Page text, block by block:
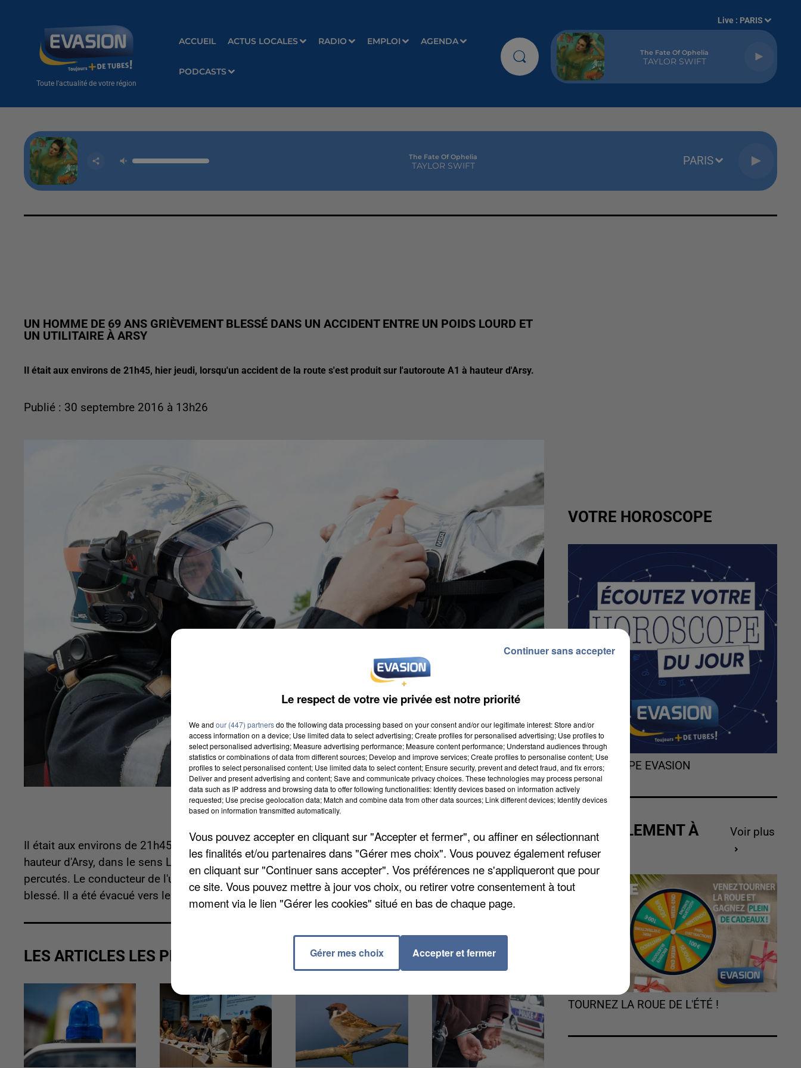
Toute l'actualité de votre région
ACCUEIL ACTUS LOCALES RADIO EMPLOI AGENDA
PODCASTS
Live : PARIS
The Fate Of Ophelia
TAYLOR SWIFT
The Fate Of Ophelia
TAYLOR SWIFT PARIS
UN HOMME DE 69 ANS GRIÈVEMENT BLESSÉ DANS UN ACCIDENT ENTRE UN POIDS LOURD ET
UN UTILITAIRE À ARSY
Il était aux environs de 21h45, hier jeudi, lorsqu'un accident de la route s'est produit sur l'autoroute A1 à hauteur d'Arsy.
Publié : 30 septembre 2016 à 13h26
Il était aux environs de 21h45, hier jeudi, lorsqu'un accident de la route s'est produit sur l'autoroute A1 à
hauteur d'Arsy, dans le sens Lille-Paris. Un poids lourd transportant du fret et un utilitaire se sont
percutés. Le conducteur de l'utilitaire, un homme de 69 ans de nationalité belge a été grièvement
blessé. Il a été évacué vers le centre hospitalier de Compiègne. Le chauffeur du camion était indemne.
LES ARTICLES LES PLUS VUS
VOTRE HOROSCOPE
L'HOROSCOPE EVASION
ACTUELLEMENT À
GAGNER
Voir plus
TOURNEZ LA ROUE DE L'ÉTÉ !
Le respect de votre vie privée est notre priorité
We and our (447) partnersdo the following data processing based on your consent and/or our legitimate interest: Store and/or
access information on a device; Use limited data to select advertising; Create profiles for personalised advertising; Use profiles to
select personalised advertising; Measure advertising performance; Measure content performance; Understand audiences through
statistics or combinations of data from different sources; Develop and improve services; Create profiles to personalise content; Use
profiles to select personalised content; Use limited data to select content; Ensure security, prevent and detect fraud, and fix errors;
Deliver and present advertising and content; Save and communicate privacy choices. These technologies may process personal
data such as IP address and browsing data to offer following functionalities: Identify devices based on information actively
requested; Use precise geolocation data; Match and combine data from other data sources; Link different devices; Identify devices
based on information transmitted automatically.
Vous pouvez accepter en cliquant sur "Accepter et fermer", ou affiner en sélectionnant
les finalités et/ou partenaires dans "Gérer mes choix". Vous pouvez également refuser
en cliquant sur "Continuer sans accepter". Vos préférences ne s'appliqueront que pour
ce site. Vous pouvez mettre à jour vos choix, ou retirer votre consentement à tout
moment via le lien "Gérer les cookies" situé en bas de chaque page.
Gérer mes choix Accepter et fermer
Continuer sans accepter